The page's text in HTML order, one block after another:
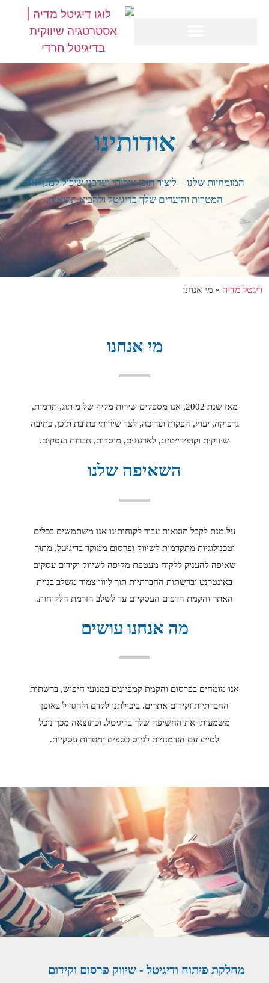
אודותינו
המומחיות שלנו – ליצור תוכן איכותי ועדכני שיכול למנף את
המטרות והיעדים שלך בדיגיטל ולהביא תוצאות.
דיגטל מדיה » מי אנחנו
מי אנחנו
מאז שנת 2002, אנו מספקים שירות מקיף של מיתוג, תדמית,
גרפיקה, יעוץ, הפקות ועריכה, לצד שירותי כתיבת תוכן, כתיבה
שיווקית וקופירייטינג, לארגונים, מוסדות, חברות ועסקים.
השאיפה שלנו
על מנת לקבל תוצאות עבור לקוחותינו אנו משתמשים בכלים
וטכנולוגיות מתקדמות לשיווק ופרסום ממוקד בדיגיטל, מתוך
שאיפה להעניק ללקוח מעטפת מקיפה לשיווק וקידום עסקים
באינטרנט וברשתות החברתיות תוך ליווי צמוד משלב בניית
האתר והקמת הדפים העסקיים עד לשלב הזרמת הלקוחות.
מה אנחנו עושים
אנו מומחים בפרסום והקמת קמפיינים במנועי חיפוש, ברשתות
החברתיות וקידום אתרים. ביכולתנו לקדם ולהגדיל באופן
משמעותי את החשיפה שלך בדיגיטל. וכתוצאה מכך נוכל
לסייע עם הזדמנויות לגיוס כספים ומטרות עסקיות.
מחלקת פיתוח ודיגיטל - שיווק פרסום וקידום